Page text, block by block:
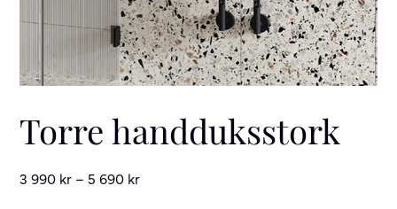
Torre handduksstork
3 990 kr –5 690 kr